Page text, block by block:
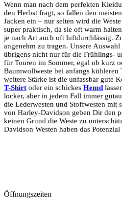
Wenn man nach dem perfekten
den Herbst fragt, so fallen den
Jacken ein – nur selten wird die
super praktisch, da sie oft warm
je nach Art auch oft luftdurchlässig.
angenehm zu tragen. Unsere
übrigens nicht nur für die Frühlings-
für Touren im Sommer, egal ob kurz
Baumwollweste bei anfangs kühleren
weitere Stärke ist die unfassbar gute
T-Shirt oder ein schickes Hemd
locker, aber in jedem Fall immer
die Lederwesten und Stoffwesten mit
von Harley-Davidson geben Dir den
keinen Grund die Weste zu
Davidson Westen haben das
Öffnungszeiten